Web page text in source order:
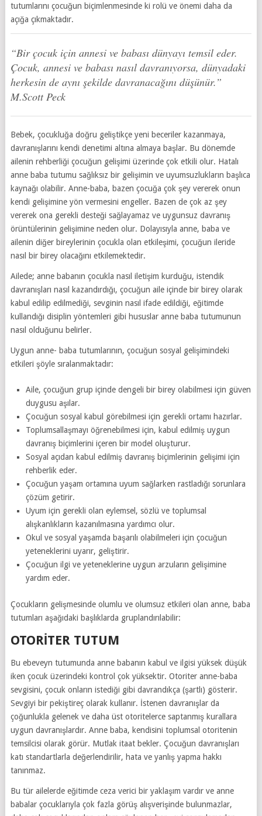
tutumlarını çocuğun biçimlenmesinde ki rolü ve önemi daha da
açığa çıkmaktadır.
“Bir çocuk için annesi ve babası dünyayı temsil eder.
Çocuk, annesi ve babası nasıl davranıyorsa, dünyadaki
herkesin de aynı şekilde davranacağını düşünür.”
M.Scott Peck
Bebek, çocukluğa doğru geliştikçe yeni beceriler kazanmaya,
davranışlarını kendi denetimi altına almaya başlar. Bu dönemde
ailenin rehberliği çocuğun gelişimi üzerinde çok etkili olur. Hatalı
anne baba tutumu sağlıksız bir gelişimin ve uyumsuzlukların başlıca
kaynağı olabilir. Anne-baba, bazen çocuğa çok şey vererek onun
kendi gelişimine yön vermesini engeller. Bazen de çok az şey
vererek ona gerekli desteği sağlayamaz ve uygunsuz davranış
örüntülerinin gelişimine neden olur. Dolayısıyla anne, baba ve
ailenin diğer bireylerinin çocukla olan etkileşimi, çocuğun ileride
nasıl bir birey olacağını etkilemektedir.
Ailede; anne babanın çocukla nasıl iletişim kurduğu, istendik
davranışları nasıl kazandırdığı, çocuğun aile içinde bir birey olarak
kabul edilip edilmediği, sevginin nasıl ifade edildiği, eğitimde
kullandığı disiplin yöntemleri gibi hususlar anne baba tutumunun
nasıl olduğunu belirler.
Uygun anne- baba tutumlarının, çocuğun sosyal gelişimindeki
etkileri şöyle sıralanmaktadır:
Aile, çocuğun grup içinde dengeli bir birey olabilmesi için güven
duygusu aşılar.
Çocuğun sosyal kabul görebilmesi için gerekli ortamı hazırlar.
Toplumsallaşmayı öğrenebilmesi için, kabul edilmiş uygun
davranış biçimlerini içeren bir model oluşturur.
Sosyal açıdan kabul edilmiş davranış biçimlerinin gelişimi için
rehberlik eder.
Çocuğun yaşam ortamına uyum sağlarken rastladığı sorunlara
çözüm getirir.
Uyum için gerekli olan eylemsel, sözlü ve toplumsal
alışkanlıkların kazanılmasına yardımcı olur.
Okul ve sosyal yaşamda başarılı olabilmeleri için çocuğun
yeteneklerini uyarır, geliştirir.
Çocuğun ilgi ve yeteneklerine uygun arzuların gelişimine
yardım eder.
Çocukların gelişmesinde olumlu ve olumsuz etkileri olan anne, baba
tutumları aşağıdaki başlıklarda gruplandırılabilir:
OTORITER TUTUM
Bu ebeveyn tutumunda anne babanın kabul ve ilgisi yüksek düşük
iken çocuk üzerindeki kontrol çok yüksektir. Otoriter anne-baba
sevgisini, çocuk onların istediği gibi davrandıkça (şartlı) gösterir.
Sevgiyi bir pekiştireç olarak kullanır. İstenen davranışlar da
çoğunlukla gelenek ve daha üst otoritelerce saptanmış kurallara
uygun davranışlardır. Anne baba, kendisini toplumsal otoritenin
temsilcisi olarak görür. Mutlak itaat bekler. Çocuğun davranışları
katı standartlarla değerlendirilir, hata ve yanlış yapma hakkı
tanınmaz.
Bu tür ailelerde eğitimde ceza verici bir yaklaşım vardır ve anne
babalar çocuklarıyla çok fazla görüş alışverişinde bulunmazlar,